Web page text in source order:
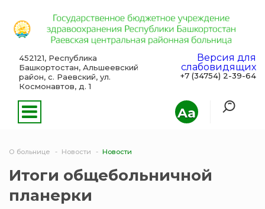
Aa
452121, Республика
Башкортостан, Альшеевский
район, с. Раевский, ул.
Космонавтов, д. 1
Версия для
слабовидящих
+7 (34754) 2-39-64
О больнице Новости Новости
Итоги общебольничной
планерки